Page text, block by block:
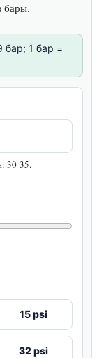
бары.
бар; 1 бар =
30-35.
15 psi
32 psi